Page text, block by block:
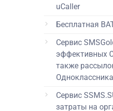
uCaller
Бесплатная
Сервис
эффективных
также
Сервис
затраты на